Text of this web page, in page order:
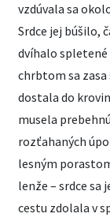
vzdúvala sa
Srdce jej búšilo,
dvíhalo spletené
chrbtom sa
dostala do
musela
rozťahaných
lesným
lenže – srdce
cestu zdolala v